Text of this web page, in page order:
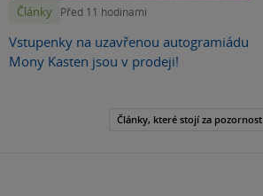
Články Před 11 hodinami
Vstupenky na uzavřenou autogramiádu
Mony Kasten jsou v prodeji!
Články, které stojí za pozornost